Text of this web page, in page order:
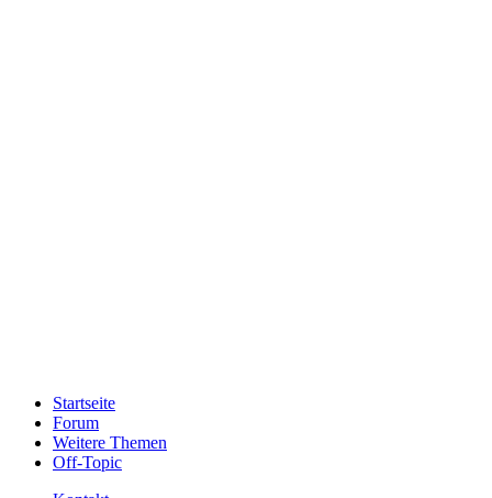
Startseite
Forum
Weitere Themen
Off-Topic